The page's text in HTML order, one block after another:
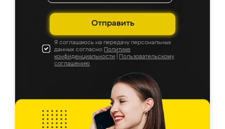
Отправить
Я соглашаюсь на передачу персональных
данных согласно Политике
конфиденциальности
Пользовательскому
соглашению